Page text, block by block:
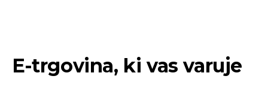
E-trgovina, ki vas varuje